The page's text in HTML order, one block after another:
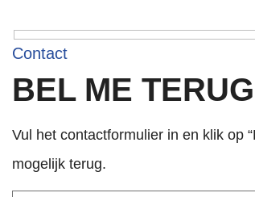
Contact
BEL ME TERUG
Vul het contactformulier in en klik op
mogelijk terug.